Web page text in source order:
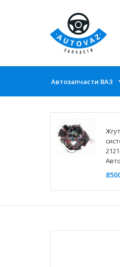
Автозапчасти ВАЗ